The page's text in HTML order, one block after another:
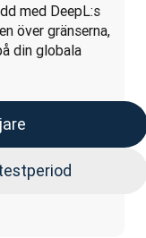
med DeepL:s
över gränserna,
din globala